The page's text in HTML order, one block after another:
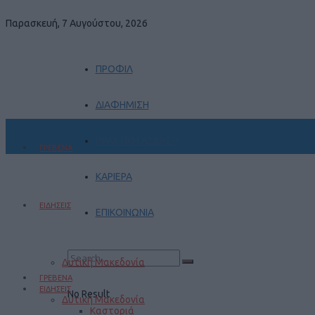
Παρασκευή, 7 Αυγούστου, 2026
ΠΡΟΦΙΛ
ΔΙΑΦΗΜΙΣΗ
ΚΑΡΙΕΡΑ
ΕΠΙΚΟΙΝΩΝΙΑ
No Result
ΓΡΕΒΕΝΑ
ΕΙΔΗΣΕΙΣ
Δυτική Μακεδονία
ΓΡΕΒΕΝΑ
ΕΙΔΗΣΕΙΣ
Δυτική Μακεδονία
Καστοριά